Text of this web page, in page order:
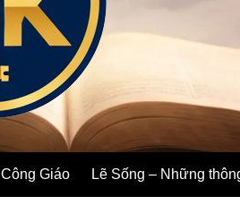
Công Giáo Lẽ Sống – Những